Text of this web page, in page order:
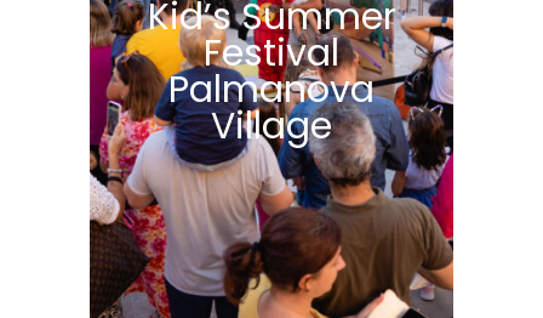
Kid’s Summer
Festival
Palmanova
Village